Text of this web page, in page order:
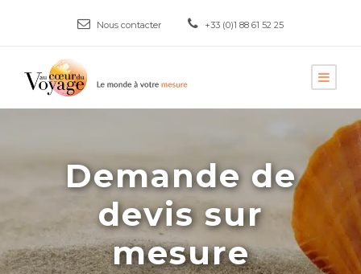
Nous contacter +33 (0)1 88 61 52 25
Demande de
devis sur
mesure